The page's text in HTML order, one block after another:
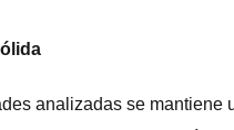
analizadas se